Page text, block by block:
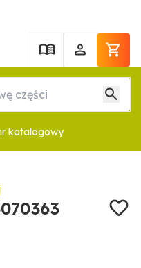
katalogowy